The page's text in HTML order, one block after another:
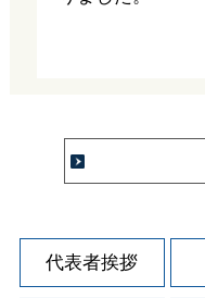
代表者挨拶